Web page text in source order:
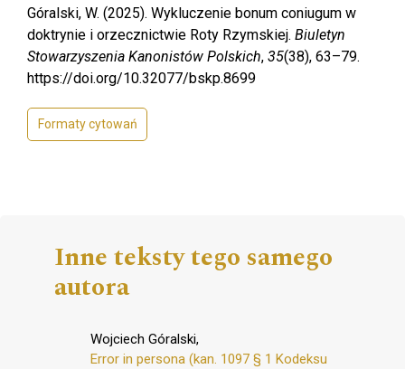
Góralski, W. (2025). Wykluczenie bonum coniugum w
doktrynie i orzecznictwie Roty Rzymskiej. Biuletyn
Stowarzyszenia Kanonistów Polskich, 35(38), 63–79.
https://doi.org/10.32077/bskp.8699
Formaty cytowań
Inne teksty tego samego
autora
Wojciech Góralski,
Error in persona (kan. 1097 § 1 Kodeksu